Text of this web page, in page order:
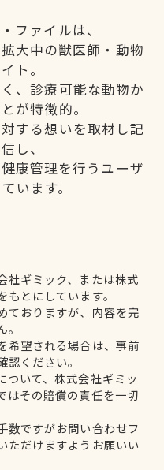
ファイルは、
大中の獣医師・動物
ト。
、診療可能な動物か
が特徴的。
する想いを取材し記
し、
康管理を行うユーザ
います。
社ギミック、または株式
とにしています。
ておりますが、内容を完
希望される場合は、事前
ください。
ついて、株式会社ギミッ
はその賠償の責任を一切
数ですがお問い合わせフ
ただけますようお願いい